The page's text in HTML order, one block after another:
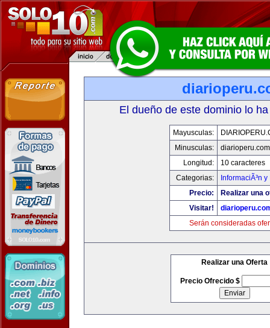
El dueño de este dominio lo
Mayusculas:
Minusculas:
diarioperu.com
Longitud:
10 caracteres
Categorias:
InformaciÃ³n
Precio:
Realizar una
Visitar!
Serán consideradas
Realizar una Oferta
Precio Ofrecido $